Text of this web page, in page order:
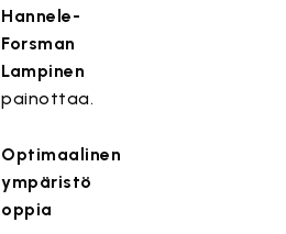
Hannele-
Forsman
Lampinen
painottaa.
Optimaalinen
ympäristö
oppia